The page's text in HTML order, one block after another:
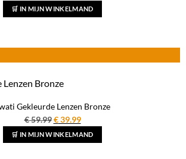
prijs
was:
prijs
is:
🛒 IN MIJN WINKELMAND
Gekleurde Lenzen Bronze
€59.99 Oorspronkelijke
prijs
was:
€39.99Huidige
prijs
is:
🛒 IN MIJN WINKELMAND